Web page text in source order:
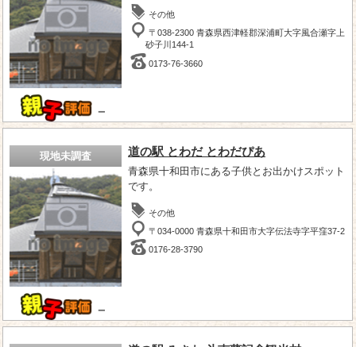
－
その他
〒038-2300 青森県西津軽郡深浦町大字風合瀬字上
砂子川144-1
0173-76-3660
現地未調査
－
道の駅 とわだ とわだぴあ
青森県十和田市にある子供とお出かけスポット
です。
その他
〒034-0000 青森県十和田市大字伝法寺字平窪37-2
0176-28-3790